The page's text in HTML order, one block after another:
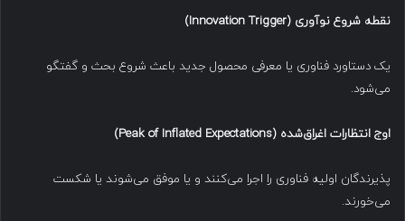
نقطه شروع نوآوری (Innovation Trigger)
یک دستاورد فناوری یا معرفی محصول جدید باعث شروع بحث و گفتگو
می‌شود.
اوج انتظارات اغراق‌شده (Peak of Inflated Expectations)
پذیرندگان اولیه فناوری را اجرا می‌کنند و یا موفق می‌شوند یا شکست
می‌خورند.